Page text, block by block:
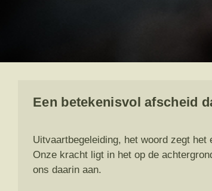
Een betekenisvol afscheid
Uitvaartbegeleiding, het woord zegt
Onze kracht ligt in het op de
ons daarin aan.